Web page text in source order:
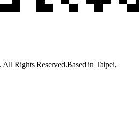
All Rights Reserved.Based in Taipei,